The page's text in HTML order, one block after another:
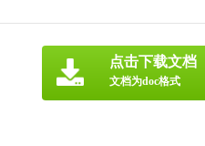
点击下载文档
文档为doc格式